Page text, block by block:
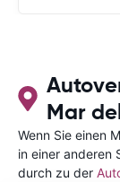
Mar
Wenn Sie einen
in einer anderen
durch zu der